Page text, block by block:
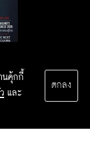
นคุ้กกี้
และ
ตกลง